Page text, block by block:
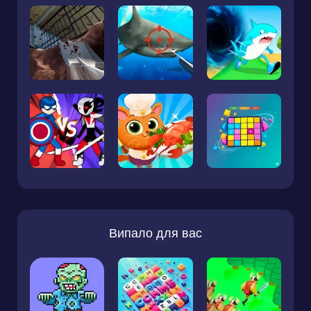
Випало для вас